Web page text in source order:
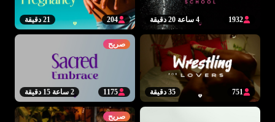
4 ساعة 20 دقيقة 1932 21 دقيقة 204
35 دقيقة 751
صريح
2 ساعة 15 دقيقة 1175
صريح